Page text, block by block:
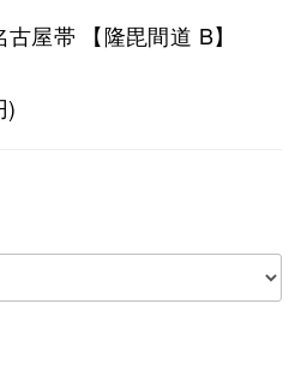
屋帯 【隆毘間道 B】
)